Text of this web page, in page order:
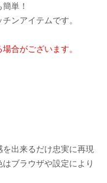
単！
ンアイテムです。
合がございます。
出来るだけ忠実に再現
ブラウザや設定により